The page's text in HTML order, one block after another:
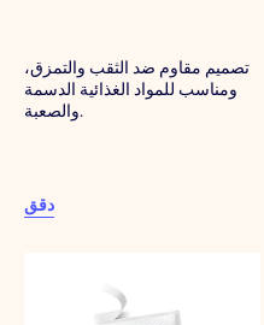
تصميم مقاوم ضد الثقب والتمزق،
ومناسب للمواد الغذائية الدسمة
والصعبة.
دقق